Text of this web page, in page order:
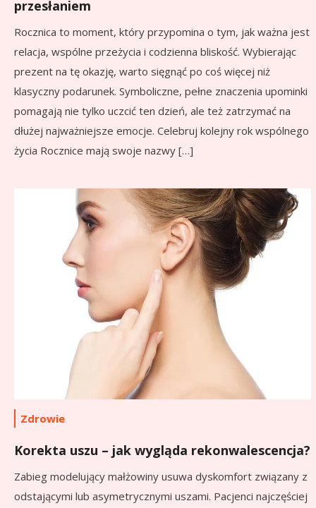
przesłaniem
Rocznica to moment, który przypomina o tym, jak ważna jest
relacja, wspólne przeżycia i codzienna bliskość. Wybierając
prezent na tę okazję, warto sięgnąć po coś więcej niż
klasyczny podarunek. Symboliczne, pełne znaczenia upominki
pomagają nie tylko uczcić ten dzień, ale też zatrzymać na
dłużej najważniejsze emocje. Celebruj kolejny rok wspólnego
życia Rocznice mają swoje nazwy […]
Zdrowie
Korekta uszu – jak wygląda rekonwalescencja?
Zabieg modelujący małżowiny usuwa dyskomfort związany z
odstającymi lub asymetrycznymi uszami. Pacjenci najczęściej